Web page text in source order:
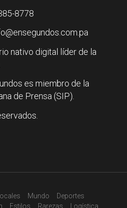
8778
nativo digital líder de la
es miembro de la
de Prensa (SIP).
Mundo
Deportes
Estilos Rarezas Logística